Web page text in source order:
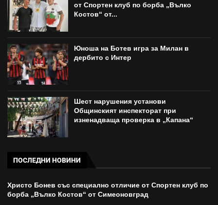
от Спортен клуб по борба „Вълко
Костов“ от...
Юноша на Ботев игра за Милан в
дербито с Интер
Шест нарушения установи
Общинският инспекторат при
изненадваща проверка в „Капана“
ПОСЛЕДНИ НОВИНИ
Христо Бонев със специално отличие от Спортен клуб по
борба „Вълко Костов“ от Симеоновград